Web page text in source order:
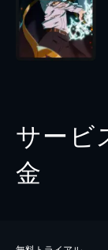
サービ
金